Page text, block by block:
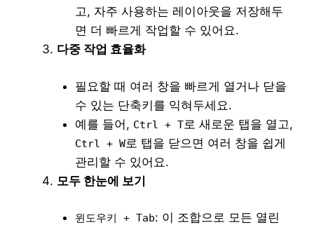
고, 자주 사용하는 레이아웃을 저장해두
면 더 빠르게 작업할 수 있어요.
다중 작업 효율화
필요할 때 여러 창을 빠르게 열거나 닫을
수 있는 단축키를 익혀두세요.
예를 들어, Ctrl + T로 새로운 탭을 열고,
Ctrl + W로 탭을 닫으면 여러 창을 쉽게
관리할 수 있어요.
모두 한눈에 보기
윈도우키 + Tab: 이 조합으로 모든 열린